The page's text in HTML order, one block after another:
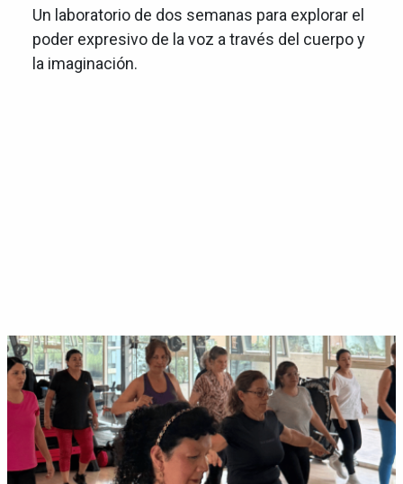
Un laboratorio de dos semanas para explorar el
poder expresivo de la voz a través del cuerpo y
la imaginación.